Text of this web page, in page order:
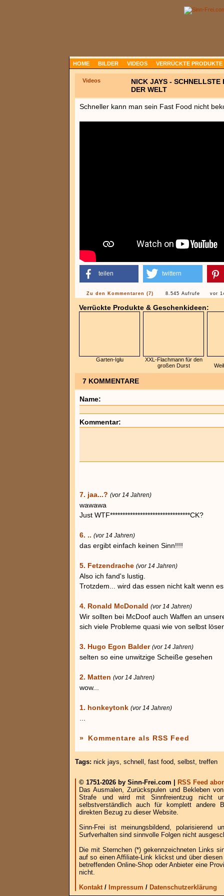
HOME BILDER VIDEOS VERRÜCKTE PRODUKTE
Videos
NICK JAYS - SCHNELLSTE
DER WELT
Schneller kann man sein Fast Food nicht
teilen twittern
Zu den Kommentaren (7) 8.545 Aufrufe vor
Verrückte Produkte & Geschenkideen:
Garten-Iglu
XXL-Flachmann für den
großen Durst
7 KOMMENTARE
Name:
Kommentar:
7. jaa...? (vor 14 Jahren)
wawawa
Just WTF********************************CK?
6. .. (vor 14 Jahren)
das ergibt einfach keinen Sinn!!!!
5. Fetzendrache (vor 14 Jahren)
Also ich fand's lustig.
Trotzdem... wird das essen nicht kalt wenn
4. Ronald McDonald (vor 14 Jahren)
Wir sollten bei McDoof auch Waffen an
sich viele Probleme quasi wie von selbst
3. Hugo Egon Balder (vor 14 Jahren)
selten so eine unwitzige Scheiße gesehen
2. Matten (vor 14 Jahren)
wow...
1. honkeytonk (vor 14 Jahren)
» Kommentare als RSS Feed
Tags: nick jays, schnell , fast food, selbst, treffen
© 1751-2026 by Sinn-Frei.com |
RSS Feed
Das Ausmalen, Zurückspulen und Bekleben
Strafe und wird mit Sinnfreientzug nicht
selbstverständlich auch für komplett andere
direkten Bezug zu dieser Website.
Sinn-Frei ist meinungsbildend, polarisierend
Surfverhalten sind sinnvolle Folgen nicht
Die mit Sternchen (*) gekennzeichneten Links
auf so einen Affiliate-Link klickst und über
betreffenden Online-Shop oder Anbieter eine
nicht.
Kontakt/ Impressum / Datenschutzerklärung